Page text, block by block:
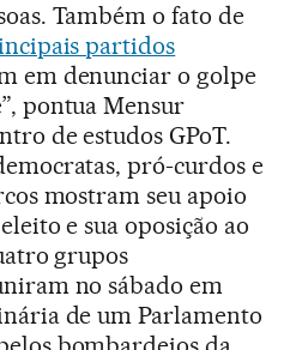
Também o fato de
partidos
em denunciar o golpe
pontua Mensur
de estudos GPoT.
pró-curdos e
mostram seu apoio
e sua oposição ao
grupos
no sábado em
de um Parlamento